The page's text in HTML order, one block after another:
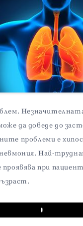
да доведе до
проблеми е
Най-
проявява при
Play